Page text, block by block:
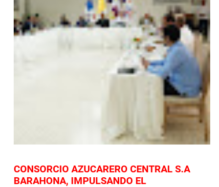
CONSORCIO AZUCARERO CENTRAL S.A
BARAHONA, IMPULSANDO EL